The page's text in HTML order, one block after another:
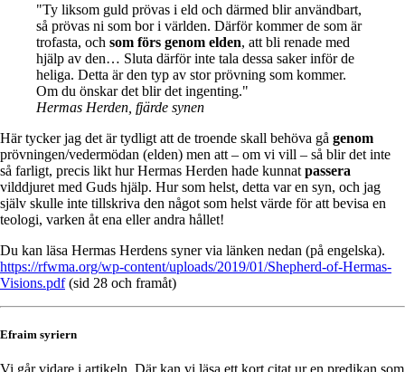
"Ty liksom guld prövas i eld och därmed blir användbart,
så prövas ni som bor i världen. Därför kommer de som är
trofasta, och som förs genom elden, att bli renade med
hjälp av den… Sluta därför inte tala dessa saker inför de
heliga. Detta är den typ av stor prövning som kommer.
Om du önskar det blir det ingenting."
Hermas Herden, fjärde synen
Här tycker jag det är tydligt att de troende skall behöva gå genom
prövningen/vedermödan (elden) men att – om vi vill – så blir det inte
så farligt, precis likt hur Hermas Herden hade kunnat passera
vilddjuret med Guds hjälp. Hur som helst, detta var en syn, och jag
själv skulle inte tillskriva den något som helst värde för att bevisa en
teologi, varken åt ena eller andra hållet!
Du kan läsa Hermas Herdens syner via länken nedan (på engelska).
https://rfwma.org/wp-content/uploads/2019/01/Shepherd-of-Hermas-
Visions.pdf(sid 28 och framåt)
Efraim syriern
Vi går vidare i artikeln. Där kan vi läsa ett kort citat ur en predikan som